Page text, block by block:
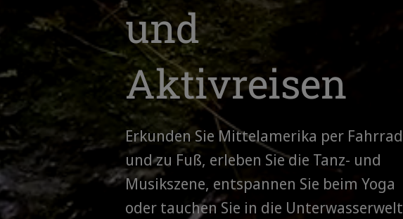
und
Aktivreisen
Erkunden Sie Mittelamerika per Fahrrad
und zu Fuß, erleben Sie die Tanz- und
Musikszene, entspannen Sie beim Yoga
oder tauchen Sie in die Unterwasserwelt